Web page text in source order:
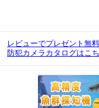
レビューでプレゼント無
防犯カメラカタログはこ